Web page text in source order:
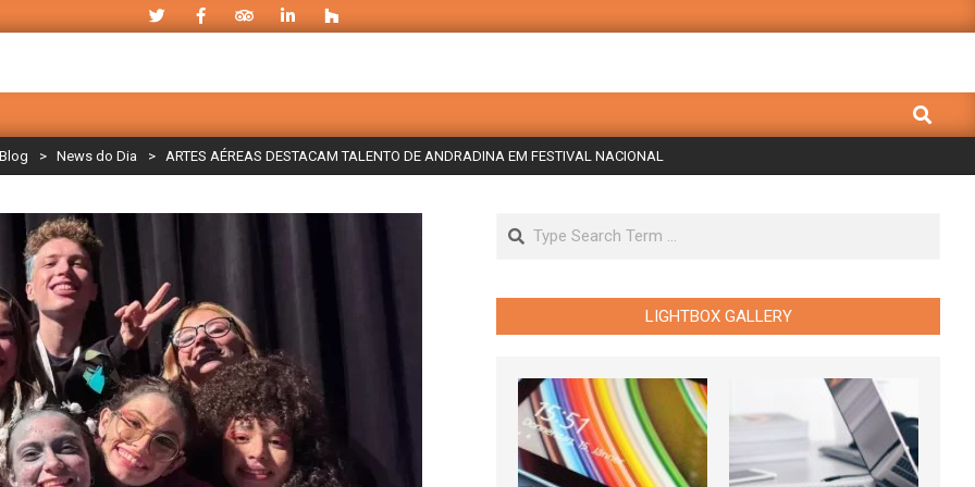
Search
> News do Dia > ARTES AÉREAS DESTACAM TALENTO DE ANDRADINA EM FESTIVAL NACIONAL
Search
LIGHTBOX GALLERY